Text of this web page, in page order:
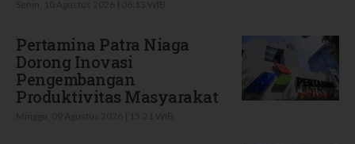
Pertamina Patra Niaga
Dorong Inovasi
Pengembangan
Produktivitas Masyarakat